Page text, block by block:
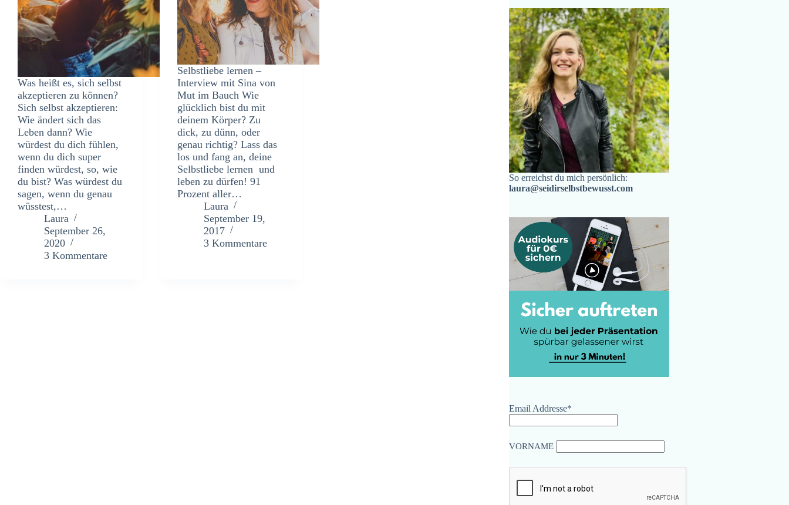
Was heißt es, sich selbst
akzeptieren zu können?
Sich selbst akzeptieren:
Wie ändert sich das
Leben dann? Wie
würdest du dich fühlen,
wenn du dich super
finden würdest, so, wie
du bist? Was würdest du
sagen, wenn du genau
wüsstest,…
Laura
September 26,
2020
3 Kommentare
Selbstliebe lernen –
Interview mit Sina von
Mut im Bauch Wie
glücklich bist du mit
deinem Körper? Zu
dick, zu dünn, oder
genau richtig? Lass das
los und fang an, deine
Selbstliebe lernen und
leben zu dürfen! 91
Prozent aller…
Laura
September 19,
2017
3 Kommentare
So erreichst du mich persönlich:
laura@seidirselbstbewusst.com
Email Addresse*
VORNAME